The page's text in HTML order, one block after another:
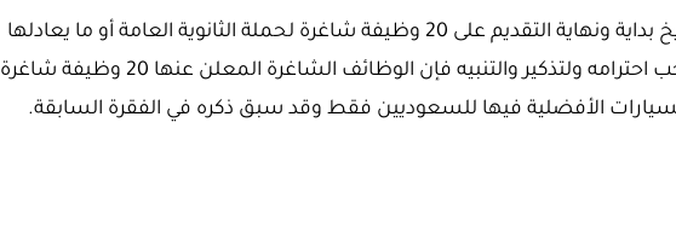
تجدون أسفله تاريخ بداية ونهاية التقديم على 20 وظيفة شاغرة لحملة الثانوية العامة أو ما يعادلها
بالرياض، والذي يجب احترامه ولتذكير والتنبيه فإن الوظائف الشاغرة المعلن عنها 20 وظيفة شاغرة
الأفضلية فيها للسعوديين فقط وقد سبق ذكره في الفقرة السابقة.